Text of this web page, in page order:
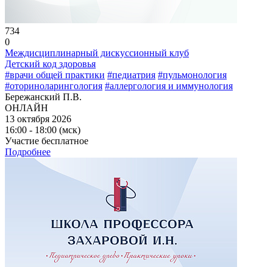
734
0
Междисциплинарный дискуссионный клуб
Детский код здоровья
#врачи общей практики #педиатрия #пульмонология
#оториноларингология #аллергология и иммунология
Бережанский П.В.
ОНЛАЙН
13 октября 2026
16:00 - 18:00 (мск)
Участие бесплатное
Подробнее